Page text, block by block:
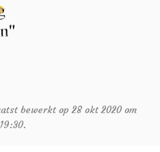
bewerkt op 28 okt 2020 om
19:30.